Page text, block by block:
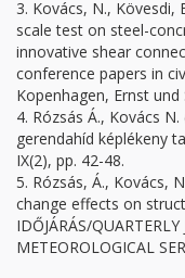
3. Kovács, N., Kövesdi,
scale test on steel-
innovative shear
conference papers in
Kopenhagen, Ernst
4. Rózsás Á., Kovács
gerendahíd képlékeny
IX(2), pp. 42-48.
5. Rózsás, Á., Kovács,
change effects on
IDŐJÁRÁS/
METEOROLOGICAL